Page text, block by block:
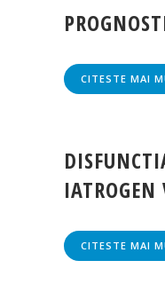
CITESTE MAI
IATROGEN
CITESTE MAI